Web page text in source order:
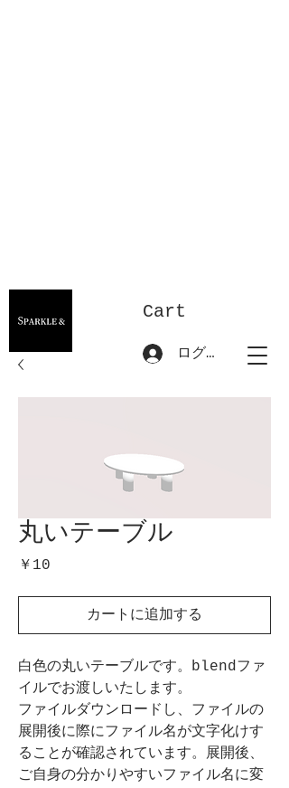
Cart
ログイン
丸いテーブル
￥10
カートに追加する
白色の丸いテーブルです。blendファ
イルでお渡しいたします。
ファイルダウンロードし、ファイルの
展開後に際にファイル名が文字化けす
ることが確認されています。展開後、
ご自身の分かりやすいファイル名に変